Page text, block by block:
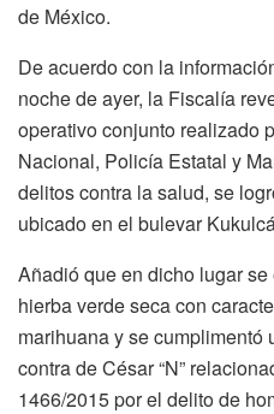
de México.
De acuerdo con la
noche de ayer, la Fiscalía
operativo conjunto realizado
Nacional, Policía Estatal y
delitos contra la salud, se
ubicado en el bulevar
Añadió que en dicho lugar
hierba verde seca con
marihuana y se cumplimentó
contra de César “N”
1466/2015 por el delito de